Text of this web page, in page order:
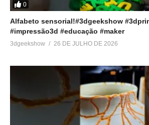
0
Alfabeto sensorial!#3dgeekshow
#impressão3d #educação #maker
3dgeekshow 26 DE JULHO DE 2026